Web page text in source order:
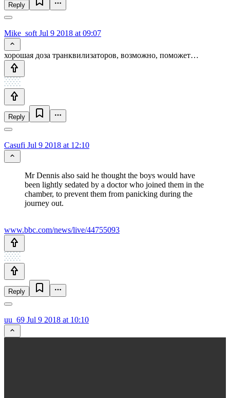
Reply
Mike_soft Jul 9 2018 at 09:07
хорошая доза транквилизаторов, возможно, поможет…
Reply
Casufi Jul 9 2018 at 12:10
Mr Dennis also said he thought the boys would have
been lightly sedated by a doctor who joined them in the
chamber, to prevent them from panicking during the
journey out.
www.bbc.com/news/live/44755093
Reply
uu_69 Jul 9 2018 at 10:10